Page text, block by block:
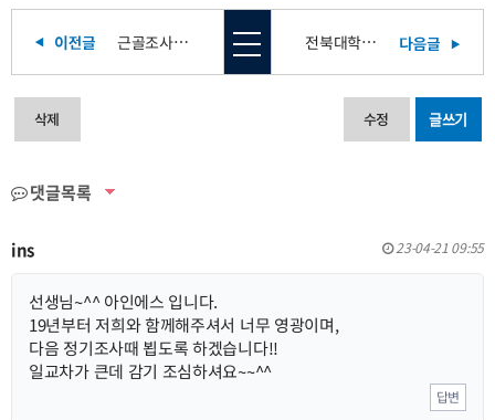
근골조사 후기 전북대학교병원입니다
삭제 수정 글쓰기
댓글목록
ins 23-04-21 09:55
선생님~^^ 아인에스 입니다.
19년부터 저희와 함께해주셔서 너무 영광이며,
다음 정기조사때 뵙도록 하겠습니다!!
일교차가 큰데 감기 조심하셔요~~^^
답변